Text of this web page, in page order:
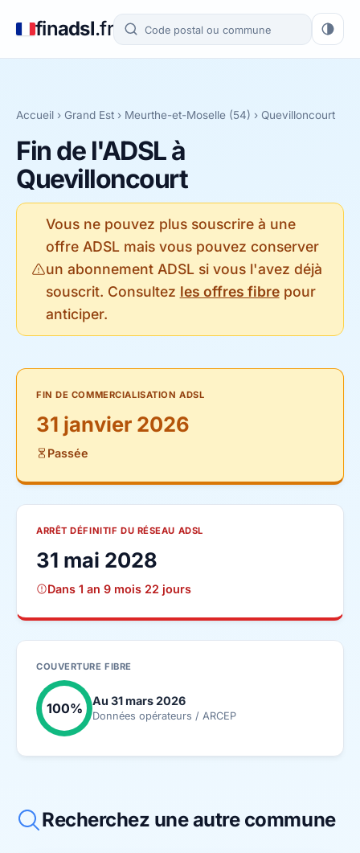
finadsl.fr
Accueil › Grand Est › Meurthe-et-Moselle (54) › Quevilloncourt
Fin de l'ADSL à
Quevilloncourt
Vous ne pouvez plus souscrire à une
offre ADSL mais vous pouvez conserver
un abonnement ADSL si vous l'avez déjà
souscrit. Consultez les offres fibrepour
anticiper.
FIN DE COMMERCIALISATION ADSL
31 janvier 2026
Passée
ARRÊT DÉFINITIF DU RÉSEAU ADSL
31 mai 2028
Dans 1 an 9 mois 22 jours
COUVERTURE FIBRE
100% Au 31 mars 2026
Données opérateurs / ARCEP
Recherchez une autre commune